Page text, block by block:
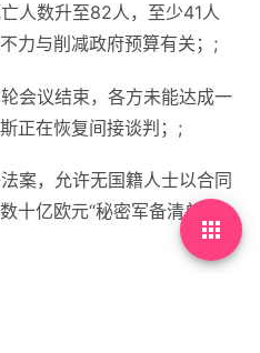
人数升至82人，至少41人
力与削减政府预算有关；;
会议结束，各方未能达成一
正在恢复间接谈判；;
案，允许无国籍人士以合同
十亿欧元“秘密军备清单”，
